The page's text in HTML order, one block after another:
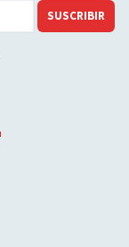
SUSCRIBIR